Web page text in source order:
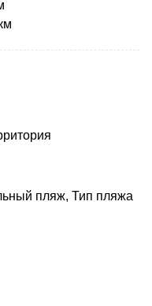
пляж, Тип пляжа